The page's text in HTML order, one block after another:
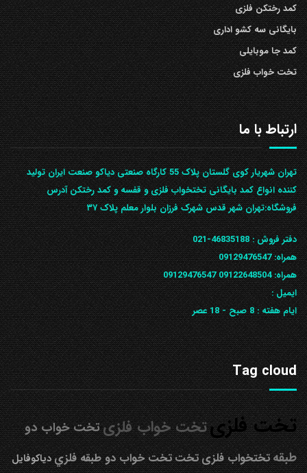
کمد رختکن فلزی
بایگانی سه کشو اداری
کمد جا موبایلی
تخت خواب فلزی
ارتباط با ما
تهران شهریار کوی گلستان پلاک 55 کارگاه صنعتی دیاکو صنعت ایران تولید
کننده انواع کمد بایگانی تختخواب فلزی و قفسه و کمد رختکن آدرس
ف‍روشگاه:تهران شهر قدس شهرک فرزان بلوار معلم پلاک ۳۷
دفتر فروش :46835188-021
همراه:09129476547
همراه: 09122648504
09129476547
ایمیل :
ایام هفته :8 صبح - 18 عصر
Tag cloud
تخت فلزیتخت خواب فلزیتخت خواب دو
طبقه تختخواب فلزیتختتخت خواب دو طبقه فلزيدیاکوفایل